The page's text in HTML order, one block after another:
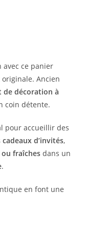
avec ce panier
Ancien
de décoration à
coin détente.
pour accueillir des
d’invités,
fraîches dans un
.
en font une